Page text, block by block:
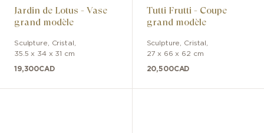
Jardin de Lotus - Vase
grand modèle
Sculpture Cristal
35.5 x 34 x 31 cm
19,300CAD
Tutti Frutti - Coupe
grand modèle
Sculpture Cristal
27 x 66 x 62 cm
20,500CAD